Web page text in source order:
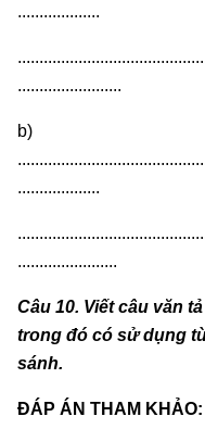
...................
........................
b)
...................
.......................
Câu 10. Viết câu văn
trong đó có sử dụng
sánh.
ĐÁP ÁN THAM KHẢO: